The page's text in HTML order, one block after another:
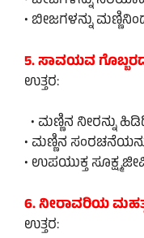
• ಬೀಜಗಳನ್ನು
5. ಸಾವಯವ
ಉತ್ತರ:
• ಮಣ್ಣಿನ ನೀರನ್ನು
• ಮಣ್ಣಿನ
• ಉಪಯುಕ್ತ
6. ನೀರಾವರಿಯ
ಉತ್ತರ: